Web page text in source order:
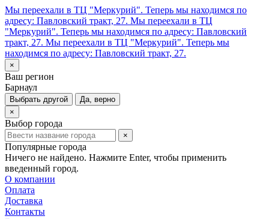
Мы переехали в ТЦ "Меркурий". Теперь мы находимся по
адресу: Павловский тракт, 27. Мы переехали в ТЦ
"Меркурий". Теперь мы находимся по адресу: Павловский
тракт, 27. Мы переехали в ТЦ "Меркурий". Теперь мы
находимся по адресу: Павловский тракт, 27.
×
Ваш регион
Барнаул
Выбрать другой
Да, верно
×
Выбор города
×
Популярные города
Ничего не найдено. Нажмите Enter, чтобы применить
введенный город.
О компании
Оплата
Доставка
Контакты